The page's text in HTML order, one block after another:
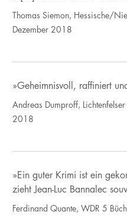
Thomas Siemon, Hessische/
Dezember 2018
»Geheimnisvoll, raffiniert
Andreas Dumproff,
2018
»Ein guter Krimi ist ein
zieht Jean-Luc Bannalec
Ferdinand Quante, WDR 5